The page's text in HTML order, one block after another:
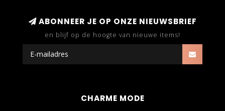
ABONNEER JE OP ONZE NIEUWSBRIEF
en blijf op de hoogte van nieuwe items!
CHARME MODE